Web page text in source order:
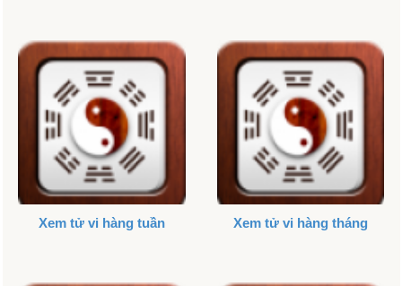
Xem tử vi hàng tuần Xem tử vi hàng tháng